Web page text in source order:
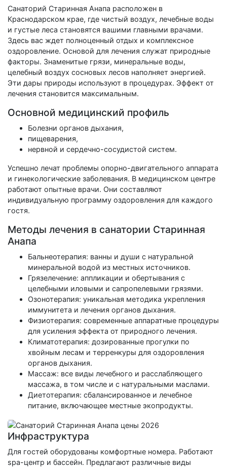
Санаторий Старинная Анапа расположен в
Краснодарском крае, где чистый воздух, лечебные воды
и густые леса становятся вашими главными врачами.
Здесь вас ждет полноценный отдых и комплексное
оздоровление. Основой для лечения служат природные
факторы. Знаменитые грязи, минеральные воды,
целебный воздух сосновых лесов наполняет энергией.
Эти дары природы используют в процедурах. Эффект от
лечения становится максимальным.
Основной медицинский профиль
Болезни органов дыхания,
пищеварения,
нервной и сердечно-сосудистой систем.
Успешно лечат проблемы опорно-двигательного аппарата
и гинекологические заболевания. В медицинском центре
работают опытные врачи. Они составляют
индивидуальную программу оздоровления для каждого
гостя.
Методы лечения в санатории Старинная
Анапа
Бальнеотерапия: ванны и души с натуральной
минеральной водой из местных источников.
Грязелечение: аппликации и обертывания с
целебными иловыми и сапропелевыми грязями.
Озонотерапия: уникальная методика укрепления
иммунитета и лечения органов дыхания.
Физиотерапия: современные аппаратные процедуры
для усиления эффекта от природного лечения.
Климатотерапия: дозированные прогулки по
хвойным лесам и терренкуры для оздоровления
органов дыхания.
Массаж: все виды лечебного и расслабляющего
массажа, в том числе и с натуральными маслами.
Диетотерапия: сбалансированное и лечебное
питание, включающее местные экопродукты.
Инфраструктура
Для гостей оборудованы комфортные номера. Работают
spa-центр и бассейн. Предлагают различные виды